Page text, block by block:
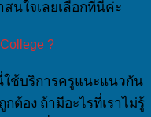
นใจเลยเลือกที่นี่ค่ะ
?
ช้บริการครูแนะแนวกัน
ต้อง ถ้ามีอะไรที่เราไม่รู้